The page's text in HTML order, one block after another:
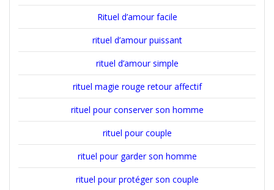
Rituel d’amour facile
rituel d’amour puissant
rituel d’amour simple
rituel magie rouge retour affectif
rituel pour conserver son homme
rituel pour couple
rituel pour garder son homme
rituel pour protéger son couple